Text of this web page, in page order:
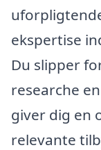
ekspertise
Du slipper
researche
giver dig en
relevante